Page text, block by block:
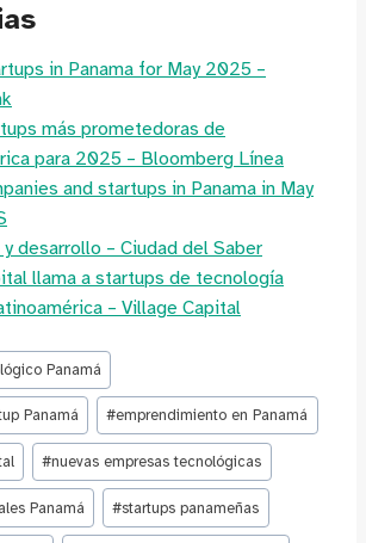
in Panama for May 2025 –
más prometedoras de
para 2025 – Bloomberg Línea
and startups in Panama in May
desarrollo – Ciudad del Saber
llama a startups de tecnología
– Village Capital
Panamá
Panamá #emprendimiento en Panamá
#nuevas empresas tecnológicas
Panamá #startups panameñas